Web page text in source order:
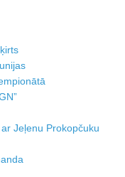
Jeļenu Prokopčuku